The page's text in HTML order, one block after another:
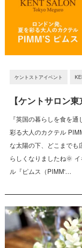
ケントストアイベント
【ケントサロン
『英国の暮らしを食を
彩る大人のカクテル
な太陽の下、どこまでも
らしくなりましたね🌞
ル『ピムス（PIMM'…